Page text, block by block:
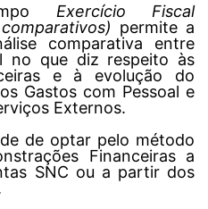
Exercício Fiscal
permite a
comparativa entre
no que diz respeito às
e à evolução do
Gastos com Pessoal e
Externos.
de optar pelo método
Financeiras a
SNC ou a partir dos